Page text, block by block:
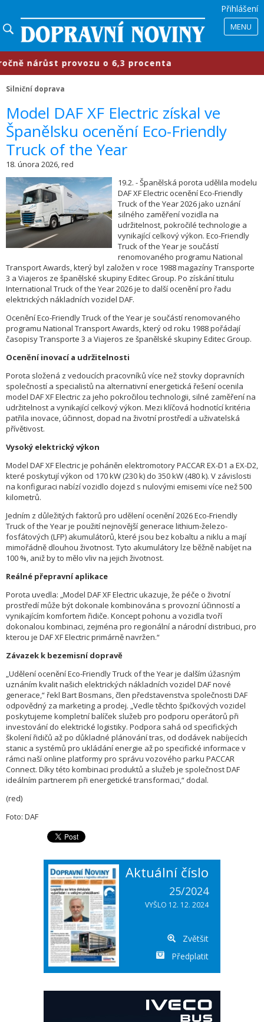
Přihlášení
MENU
provozu o 6,3 procenta
Silniční doprava
​Model DAF XF Electric získal ve
Španělsku ocenění Eco-Friendly
Truck of the Year
18. února 2026, red
19.2. - Španělská porota udělila modelu
DAF XF Electric ocenění Eco-Friendly
Truck of the Year 2026 jako uznání
silného zaměření vozidla na
udržitelnost, pokročilé technologie a
vynikající celkový výkon. Eco-Friendly
Truck of the Year je součástí
renomovaného programu National
Transport Awards, který byl založen v roce 1988 magazíny Transporte
3 a Viajeros ze španělské skupiny Editec Group. Po získání titulu
International Truck of the Year 2026 je to další ocenění pro řadu
elektrických nákladních vozidel DAF.
Ocenění Eco-Friendly Truck of the Year je součástí renomovaného
programu National Transport Awards, který od roku 1988 pořádají
časopisy Transporte 3 a Viajeros ze španělské skupiny Editec Group.
Ocenění inovací a udržitelnosti
Porota složená z vedoucích pracovníků více než stovky dopravních
společností a specialistů na alternativní energetická řešení ocenila
model DAF XF Electric za jeho pokročilou technologii, silné zaměření na
udržitelnost a vynikající celkový výkon. Mezi klíčová hodnotící kritéria
patřila inovace, účinnost, dopad na životní prostředí a uživatelská
přívětivost.
Vysoký elektrický výkon
Model DAF XF Electric je poháněn elektromotory PACCAR EX-D1 a EX-D2,
které poskytují výkon od 170 kW (230 k) do 350 kW (480 k). V závislosti
na konfiguraci nabízí vozidlo dojezd s nulovými emisemi více než 500
kilometrů.
Jedním z důležitých faktorů pro udělení ocenění 2026 Eco-Friendly
Truck of the Year je použití nejnovější generace lithium-železo-
fosfátových (LFP) akumulátorů, které jsou bez kobaltu a niklu a mají
mimořádně dlouhou životnost. Tyto akumulátory lze běžně nabíjet na
100 %, aniž by to mělo vliv na jejich životnost.
Reálné přepravní aplikace
Porota uvedla: „Model DAF XF Electric ukazuje, že péče o životní
prostředí může být dokonale kombinována s provozní účinností a
vynikajícím komfortem řidiče. Koncept pohonu a vozidla tvoří
dokonalou kombinaci, zejména pro regionální a národní distribuci, pro
kterou je DAF XF Electric primárně navržen.“
Závazek k bezemisní dopravě
„Udělení ocenění Eco-Friendly Truck of the Year je dalším úžasným
uznáním kvalit našich elektrických nákladních vozidel DAF nové
generace,“ řekl Bart Bosmans, člen představenstva společnosti DAF
odpovědný za marketing a prodej. „Vedle těchto špičkových vozidel
poskytujeme kompletní balíček služeb pro podporu operátorů při
investování do elektrické logistiky. Podpora sahá od specifických
školení řidičů až po důkladné plánování tras, od dodávek nabíjecích
stanic a systémů pro ukládání energie až po specifické informace v
rámci naší online platformy pro správu vozového parku PACCAR
Connect. Díky této kombinaci produktů a služeb je společnost DAF
ideálním partnerem při energetické transformaci,“ dodal.
(red)
Foto: DAF
Aktuální číslo
25/2024
VYŠLO 12. 12. 2024
Zvětšit
Předplatit